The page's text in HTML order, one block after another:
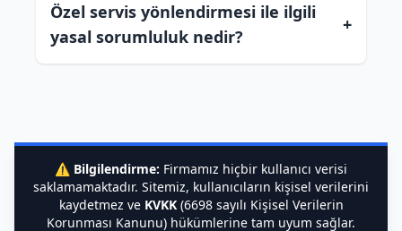
Özel servis yönlendirmesi ile ilgili
yasal sorumluluk nedir?
+
⚠️ Bilgilendirme: Firmamız hiçbir kullanıcı verisi
saklamamaktadır. Sitemiz, kullanıcıların kişisel verilerini
kaydetmez ve KVKK(6698 sayılı Kişisel Verilerin
Korunması Kanunu) hükümlerine tam uyum sağlar.